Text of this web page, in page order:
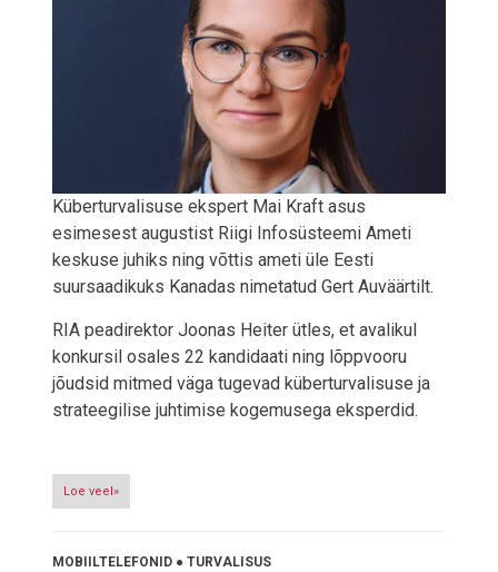
Küberturvalisuse ekspert Mai Kraft asus
esimesest augustist Riigi Infosüsteemi Ameti
keskuse juhiks ning võttis ameti üle Eesti
suursaadikuks Kanadas nimetatud Gert Auväärtilt.
RIA peadirektor Joonas Heiter ütles, et avalikul
konkursil osales 22 kandidaati ning lõppvooru
jõudsid mitmed väga tugevad küberturvalisuse ja
strateegilise juhtimise kogemusega eksperdid.
Loe veel»
MOBIILTELEFONID ● TURVALISUS